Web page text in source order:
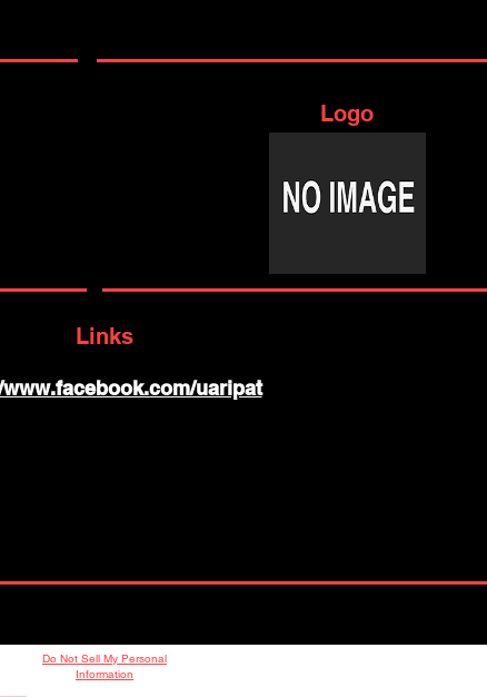
Logo
Links
uaripat
Do Not Sell My Personal
Information